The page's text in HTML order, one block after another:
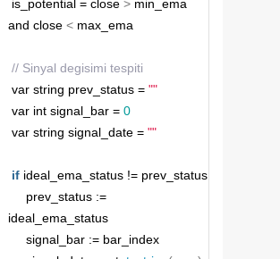
is_potential = close > min_ema
and close < max_ema
// Sinyal degisimi tespiti
var string prev_status = ""
var int signal_bar = 0
var string signal_date = ""
if ideal_ema_status != prev_status
    prev_status :=
ideal_ema_status
    signal_bar := bar_index